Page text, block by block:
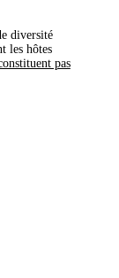
diversité
les hôtes
pas